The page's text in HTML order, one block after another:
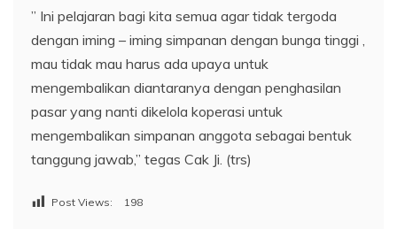
” Ini pelajaran bagi kita semua agar tidak tergoda
dengan iming – iming simpanan dengan bunga tinggi ,
mau tidak mau harus ada upaya untuk
mengembalikan diantaranya dengan penghasilan
pasar yang nanti dikelola koperasi untuk
mengembalikan simpanan anggota sebagai bentuk
tanggung jawab,” tegas Cak Ji. (trs)
Post Views: 198